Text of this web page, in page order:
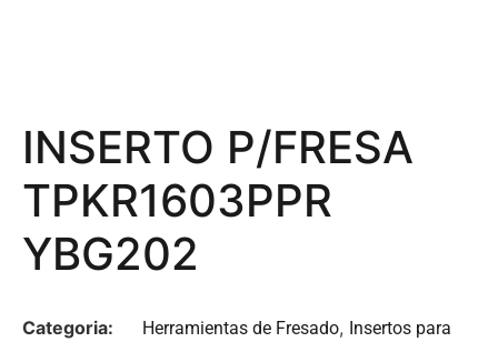
INSERTO P/FRESA
TPKR1603PPR
YBG202
Categoria: Herramientas de Fresado, Insertos para